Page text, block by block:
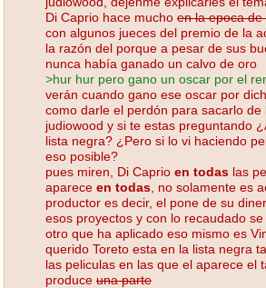
Di Caprio hace mucho en la epoca
con algunos jueces del premio de la
la razón del porque a pesar de sus
nunca había ganado un calvo de oro
>hur hur pero gano un oscar por el
verán cuando gano ese oscar por
como darle el perdón para sacarlo de
judiowood y si te estas preguntando
lista negra? ¿Pero si lo vi haciendo
eso posible?
pues miren, Di Caprio en todas las
aparece en todas , no solamente es
productor es decir, el pone de su
esos proyectos y con lo recaudado
otro que ha aplicado eso mismo es
querido Toreto esta en la lista negra
las peliculas en las que el aparece el
produce una parte